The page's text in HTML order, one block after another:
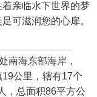
着亲临水下世界的梦
可滋润您的心扉。
海东部海岸，
19公里，辖有17个
，总面积86平方公